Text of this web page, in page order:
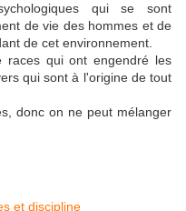
qui se sont
de vie des hommes et de
de cet environnement.
races qui ont engendré les
qui sont à l'origine de tout
donc on ne peut mélanger